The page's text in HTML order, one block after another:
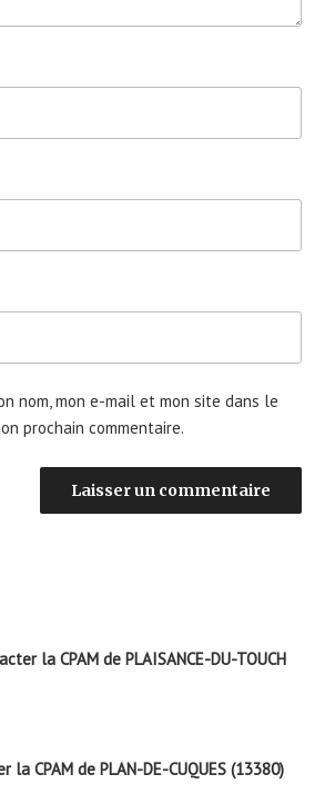
nom, mon e-mail et mon site dans le
prochain commentaire.
la CPAM de PLAISANCE-DU-TOUCH
la CPAM de PLAN-DE-CUQUES (13380)